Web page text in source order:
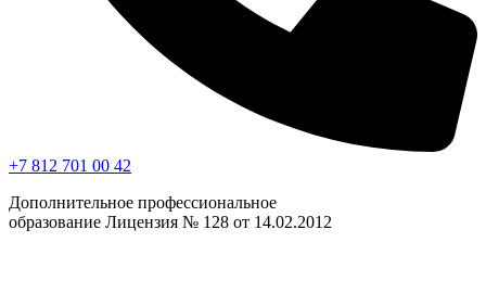
+7 812 701 00 42
Дополнительное профессиональное
образование Лицензия № 128 от 14.02.2012